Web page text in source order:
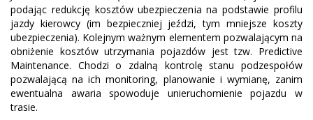
podając redukcję kosztów ubezpieczenia na podstawie profilu
jazdy kierowcy (im bezpieczniej jeździ, tym mniejsze koszty
ubezpieczenia). Kolejnym ważnym elementem pozwalającym na
obniżenie kosztów utrzymania pojazdów jest tzw. Predictive
Maintenance. Chodzi o zdalną kontrolę stanu podzespołów
pozwalającą na ich monitoring, planowanie i wymianę, zanim
ewentualna awaria spowoduje unieruchomienie pojazdu w
trasie.